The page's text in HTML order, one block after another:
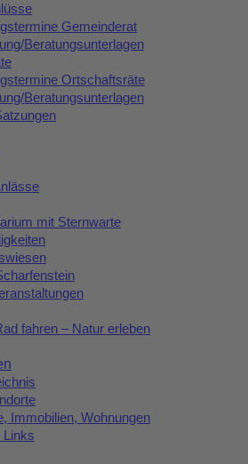
Gemeinderat
Beratungsunterlagen
Ortschaftsräte
Beratungsunterlagen
mit Sternwarte
fahren – Natur erleben
Immobilien, Wohnungen
Links